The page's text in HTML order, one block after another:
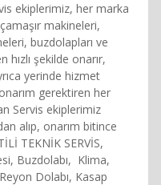
ekiplerimiz, her marka
makineleri,
buzdolapları ve
şekilde onarır,
yerinde hizmet
gerektiren her
Servis ekiplerimiz
alıp, onarım bitince
TEKNİK SERVİS,
Buzdolabı, Klima,
Dolabı, Kasap